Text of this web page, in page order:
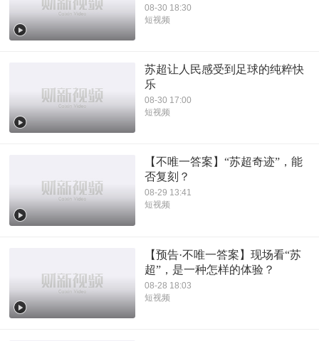
08-30 18:30
短视频
苏超让人民感受到足球的纯粹快
乐
08-30 17:00
短视频
【不唯一答案】“苏超奇迹”，能
否复刻？
08-29 13:41
短视频
【预告·不唯一答案】现场看“苏
超”，是一种怎样的体验？
08-28 18:03
短视频